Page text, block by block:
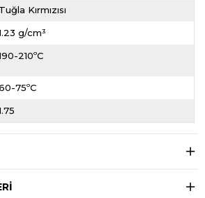
Tuğla Kırmızısı
g/cm³
210ºC
75ºC